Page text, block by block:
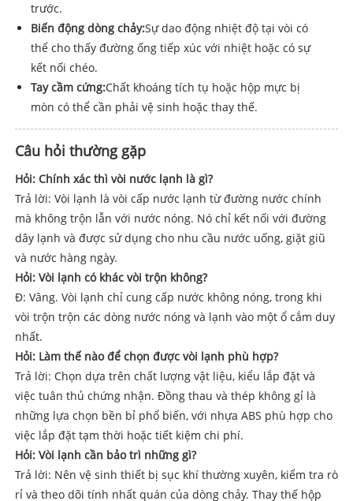
trước.
Biến động dòng chảy:Sự dao động nhiệt độ tại vòi có
thể cho thấy đường ống tiếp xúc với nhiệt hoặc có sự
kết nối chéo.
Tay cầm cứng:Chất khoáng tích tụ hoặc hộp mực bị
mòn có thể cần phải vệ sinh hoặc thay thế.
Câu hỏi thường gặp
Hỏi: Chính xác thì vòi nước lạnh là gì?
Trả lời: Vòi lạnh là vòi cấp nước lạnh từ đường nước chính
mà không trộn lẫn với nước nóng. Nó chỉ kết nối với đường
dây lạnh và được sử dụng cho nhu cầu nước uống, giặt giũ
và nước hàng ngày.
Hỏi: Vòi lạnh có khác vòi trộn không?
Đ: Vâng. Vòi lạnh chỉ cung cấp nước không nóng, trong khi
vòi trộn trộn các dòng nước nóng và lạnh vào một ổ cắm duy
nhất.
Hỏi: Làm thế nào để chọn được vòi lạnh phù hợp?
Trả lời: Chọn dựa trên chất lượng vật liệu, kiểu lắp đặt và
việc tuân thủ chứng nhận. Đồng thau và thép không gỉ là
những lựa chọn bền bỉ phổ biến, với nhựa ABS phù hợp cho
việc lắp đặt tạm thời hoặc tiết kiệm chi phí.
Hỏi: Vòi lạnh cần bảo trì những gì?
Trả lời: Nên vệ sinh thiết bị sục khí thường xuyên, kiểm tra rò
rỉ và theo dõi tính nhất quán của dòng chảy. Thay thế hộp